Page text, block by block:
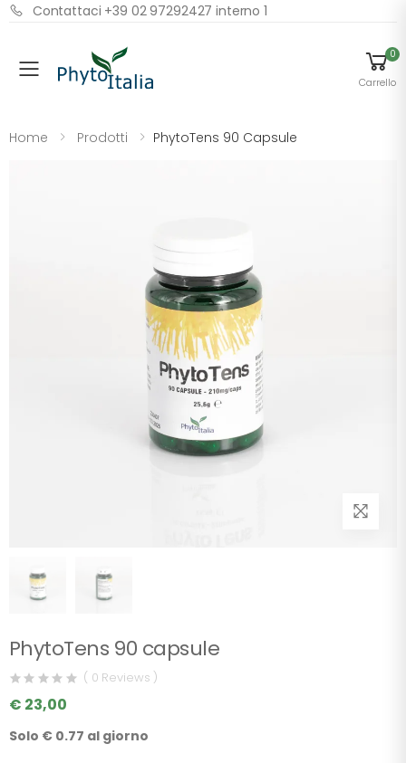
Contattaci +39 02 97292427 interno 1
Menu
0
Carrello
Home Prodotti PhytoTens 90 Capsule
PhytoTens 90 capsule
( 0 Reviews )
€ 23,00
Solo € 0.77 al giorno